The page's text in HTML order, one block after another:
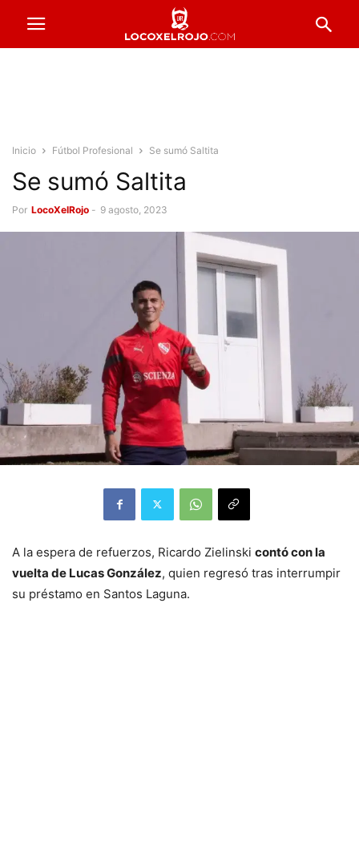
Inicio Fútbol Profesional Se sumó Saltita
Se sumó Saltita
Por LocoXelRojo - 9 agosto, 2023
A la espera de refuerzos, Ricardo Zielinski contó con la
vuelta de Lucas González, quien regresó tras interrumpir
su préstamo en Santos Laguna.